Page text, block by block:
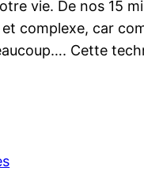
vie. De nos 15
complexe, car
Cette